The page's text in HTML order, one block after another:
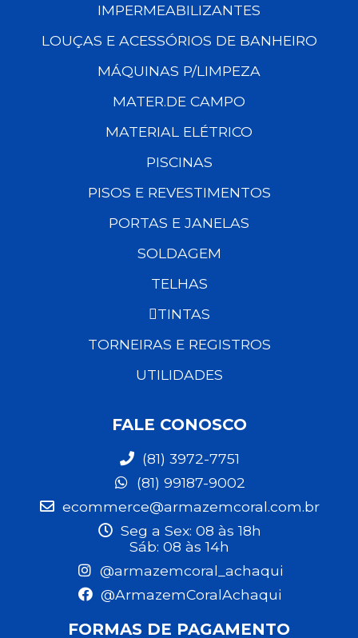
IMPERMEABILIZANTES
LOUÇAS E ACESSÓRIOS DE BANHEIRO
MÁQUINAS P/LIMPEZA
MATER.DE CAMPO
MATERIAL ELÉTRICO
PISCINAS
PISOS E REVESTIMENTOS
PORTAS E JANELAS
SOLDAGEM
TELHAS
TINTAS
TORNEIRAS E REGISTROS
UTILIDADES
FALE CONOSCO
(81) 3972-7751
(81) 99187-9002
ecommerce@armazemcoral.com.br
Seg a Sex: 08 às 18h
Sáb: 08 às 14h
@armazemcoral_achaqui
@ArmazemCoralAchaqui
FORMAS DE PAGAMENTO